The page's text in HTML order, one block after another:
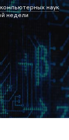
наук
недели